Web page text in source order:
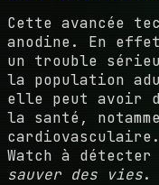
Cette avancée
anodine. En
un trouble
la population
elle peut avoir
la santé,
Watch à
sauver des vies.